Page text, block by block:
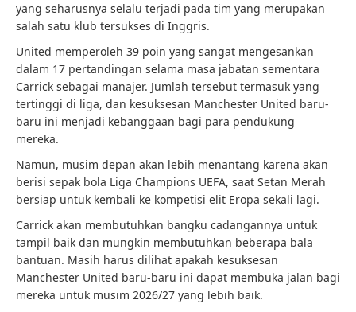
yang seharusnya selalu terjadi pada tim yang merupakan
salah satu klub tersukses di Inggris.
United memperoleh 39 poin yang sangat mengesankan
dalam 17 pertandingan selama masa jabatan sementara
Carrick sebagai manajer. Jumlah tersebut termasuk yang
tertinggi di liga, dan kesuksesan Manchester United baru-
baru ini menjadi kebanggaan bagi para pendukung
mereka.
Namun, musim depan akan lebih menantang karena akan
berisi sepak bola Liga Champions UEFA, saat Setan Merah
bersiap untuk kembali ke kompetisi elit Eropa sekali lagi.
Carrick akan membutuhkan bangku cadangannya untuk
tampil baik dan mungkin membutuhkan beberapa bala
bantuan. Masih harus dilihat apakah kesuksesan
Manchester United baru-baru ini dapat membuka jalan bagi
mereka untuk musim 2026/27 yang lebih baik.